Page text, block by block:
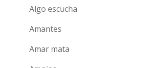
Algo escucha
Amantes
Amar mata